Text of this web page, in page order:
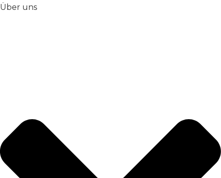
Über uns